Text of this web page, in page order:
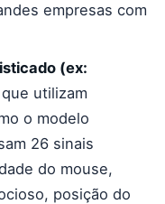
empresas com
(ex:
utilizam
o modelo
26 sinais
do mouse,
posição do